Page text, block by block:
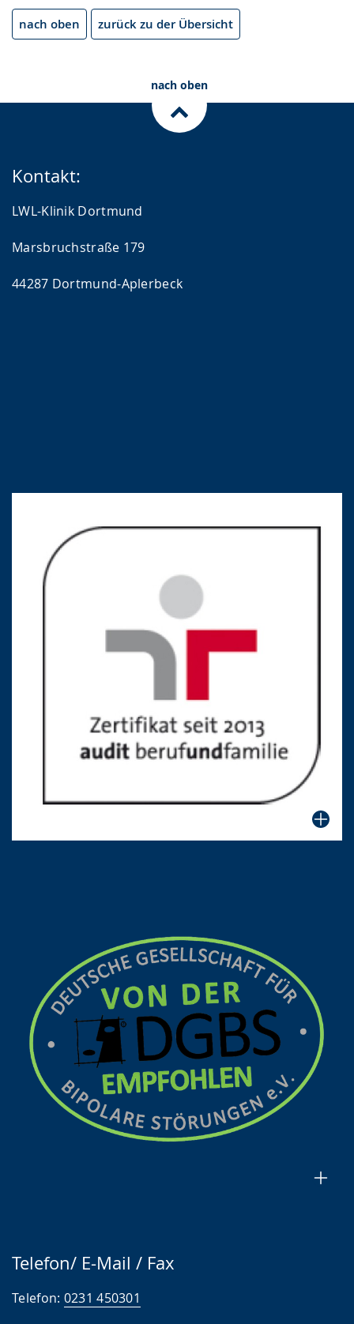
nach oben zurück zu der Übersicht
nach oben
Kontakt:
LWL-Klinik Dortmund
Marsbruchstraße 179
44287 Dortmund-Aplerbeck
Telefon/ E-Mail / Fax
Telefon: 0231 450301